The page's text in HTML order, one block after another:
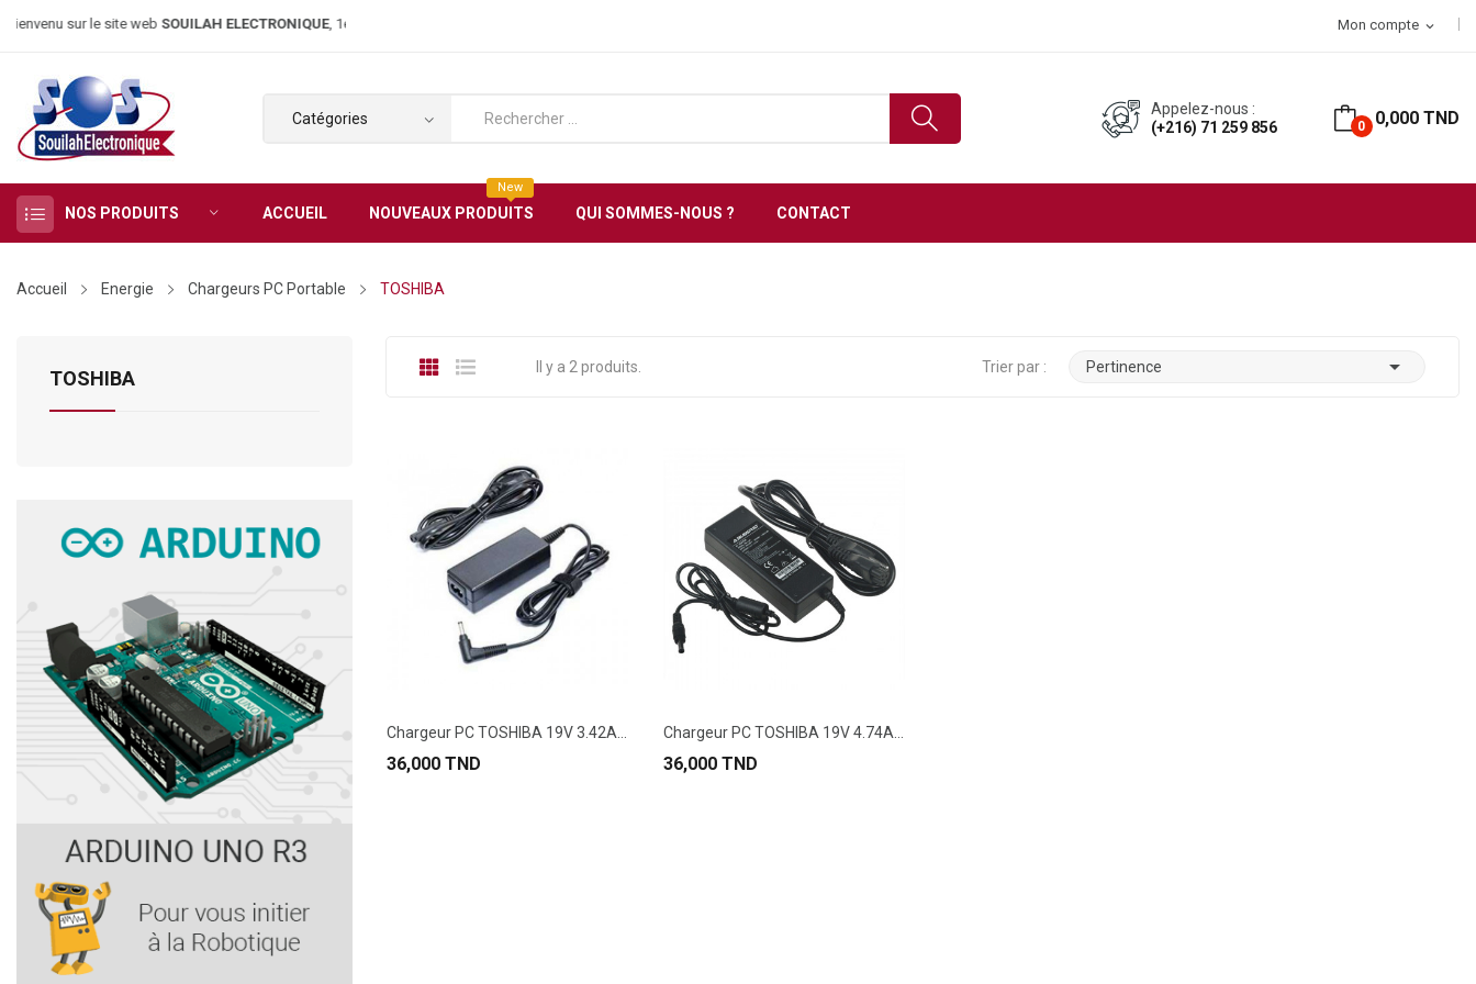
Mon compte expand_more
sur le site webSOUILAH ELECTRONIQUE, 1er magasin d’électronique en Tunisie Livraison gratuite à partir de 150 DT d’achat
0 0,000 TND
Appelez-nous :
(+216) 71 259 856
NOS PRODUITS ACCUEIL NOUVEAUX PRODUITS
New
QUI SOMMES-NOUS ? CONTACT
Accueil Energie Chargeurs PC Portable TOSHIBA
TOSHIBA Il y a 2 produits. Trier par : Pertinence 
36,000 TND 36,000 TND